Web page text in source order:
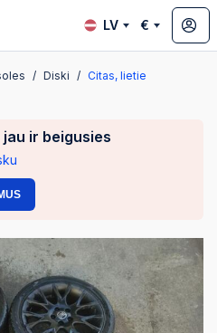
LV €
Diski Citas, lietie
ir beigusies